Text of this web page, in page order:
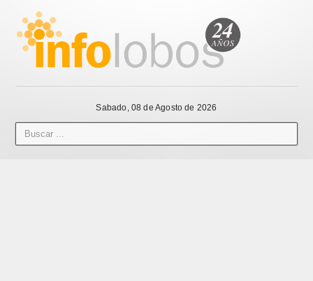
Sabado, 08 de Agosto de 2026